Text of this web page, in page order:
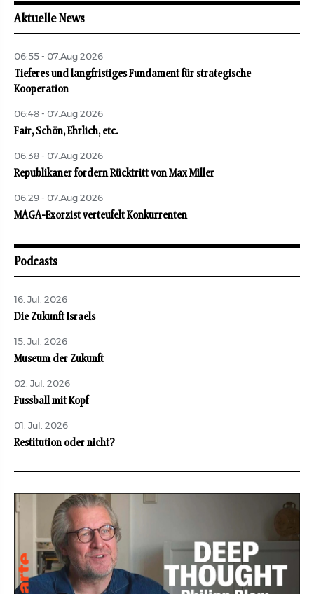
revue juive aufbau
Aktuelle News
06:55 - 07.Aug 2026
Tieferes und langfristiges Fundament für strategische
Kooperation
06:48 - 07.Aug 2026
Fair, Schön, Ehrlich, etc.
06:38 - 07.Aug 2026
Republikaner fordern Rücktritt von Max Miller
06:29 - 07.Aug 2026
MAGA-Exorzist verteufelt Konkurrenten
Podcasts
16. Jul. 2026
Die Zukunft Israels
15. Jul. 2026
Museum der Zukunft
02. Jul. 2026
Fussball mit Kopf
01. Jul. 2026
Restitution oder nicht?